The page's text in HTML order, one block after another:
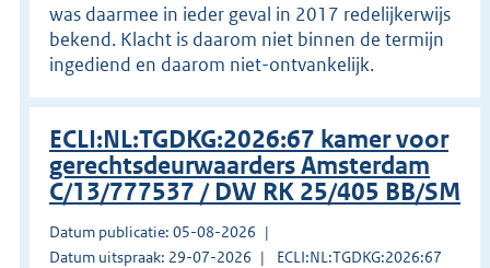
was daarmee in ieder geval in 2017 redelijkerwijs
bekend. Klacht is daarom niet binnen de termijn
ingediend en daarom niet-ontvankelijk.
ECLI:NL:TGDKG:2026:67 kamer voor
gerechtsdeurwaarders Amsterdam
C/13/777537 / DW RK 25/405 BB/SM
Datum publicatie: 05-08-2026
Datum uitspraak: 29-07-2026
ECLI:NL:TGDKG:2026:67